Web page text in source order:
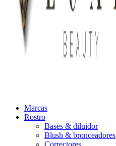
Marcas
Rostro
Bases & diluidor
Blush & bronceadores
Correctores